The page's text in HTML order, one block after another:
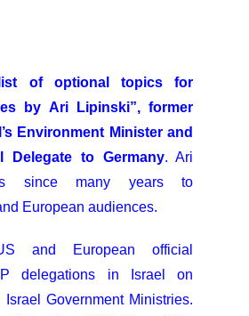
of optional topics for
by Ari Lipinski”, former
Environment Minister and
Delegate to Germany. Ari
since many years to
European audiences.
and European official
delegations in Israel on
Government Ministries.